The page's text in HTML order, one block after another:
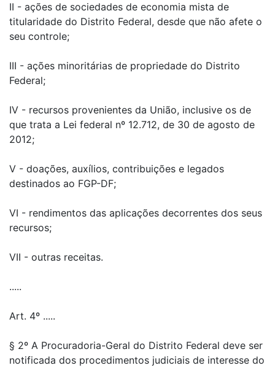
II - ações de sociedades de economia mista de
titularidade do Distrito Federal, desde que não afete o
seu controle;
III - ações minoritárias de propriedade do Distrito
Federal;
IV - recursos provenientes da União, inclusive os de
que trata a Lei federal nº 12.712, de 30 de agosto de
2012;
V - doações, auxílios, contribuições e legados
destinados ao FGP-DF;
VI - rendimentos das aplicações decorrentes dos seus
recursos;
VII - outras receitas.
.....
Art. 4º .....
§ 2º A Procuradoria-Geral do Distrito Federal deve ser
notificada dos procedimentos judiciais de interesse do